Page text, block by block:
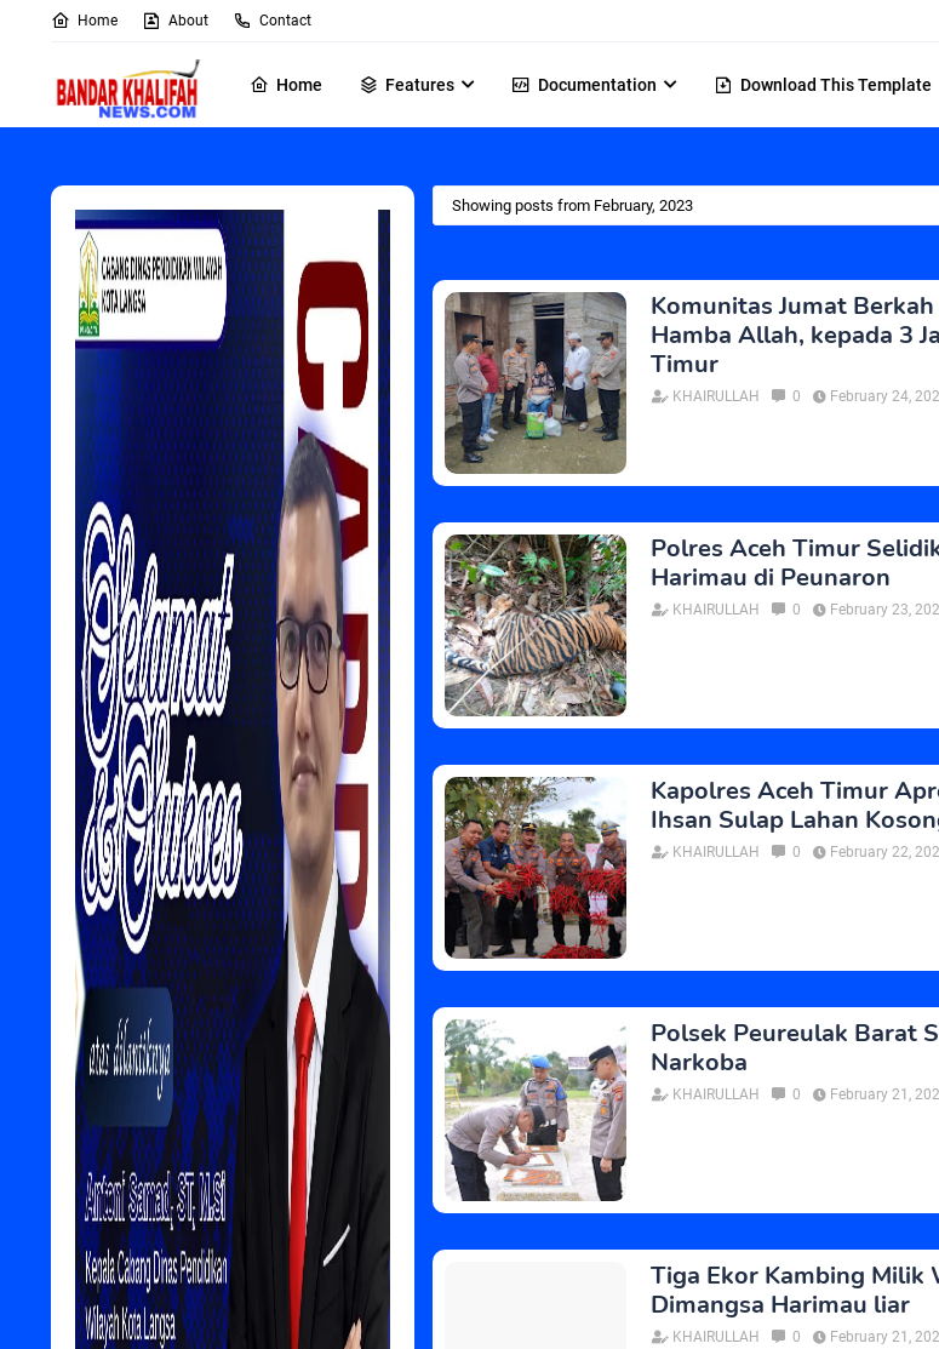
Home About Contact
Home Features Documentation Download This Template
Showing posts from February, 2023
Komunitas Jumat
Hamba Allah, kepada 3
Timur
KHAIRULLAH 0 February 24,
Polres Aceh Timur
Harimau di Peunaron
KHAIRULLAH 0 February 23,
Kapolres Aceh Timur
Ihsan Sulap Lahan
KHAIRULLAH 0 February 22,
Polsek Peureulak Barat
Narkoba
KHAIRULLAH 0 February 21,
Tiga Ekor Kambing Milik
Dimangsa Harimau liar
KHAIRULLAH 0 February 21,